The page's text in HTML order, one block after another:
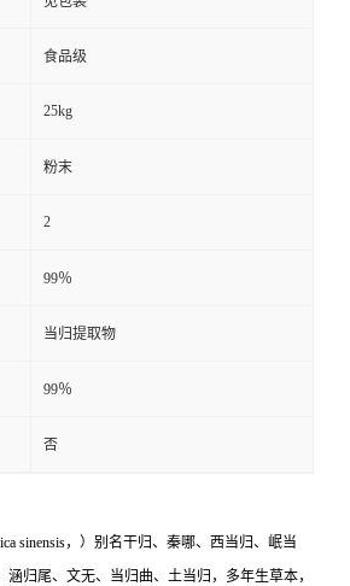
食品级
25kg
粉末
2
99％
当归提取物
99％
否
sinensis，）别名干归、秦哪、西当归、岷当
涵归尾、文无、当归曲、土当归，多年生草本，